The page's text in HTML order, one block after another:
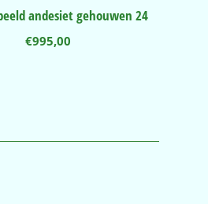
andesiet gehouwen 24
€995,00